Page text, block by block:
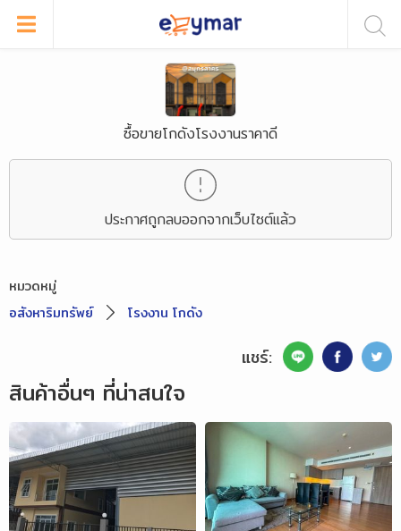
ซื้อขายโกดังโรงงานราคาดี
ประกาศถูกลบออกจากเว็บไซต์แล้ว
หมวดหมู่
อสังหาริมทรัพย์
โรงงาน โกดัง
แชร์:
สินค้าอื่นๆ ที่น่าสนใจ